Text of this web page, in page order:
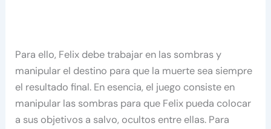
Para ello, Felix debe trabajar en las sombras y
manipular el destino para que la muerte sea siempre
el resultado final. En esencia, el juego consiste en
manipular las sombras para que Felix pueda colocar
a sus objetivos a salvo, ocultos entre ellas. Para